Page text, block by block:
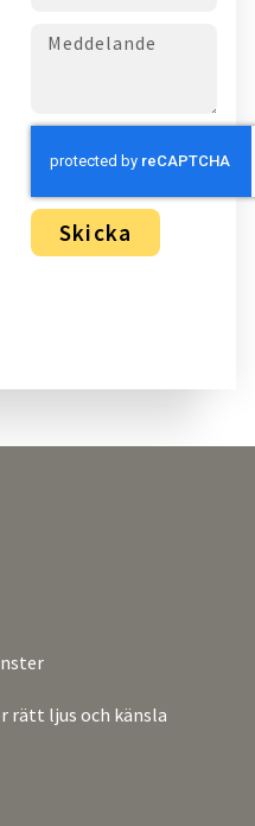
Skicka
rätt ljus och känsla